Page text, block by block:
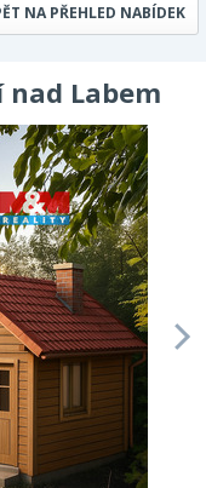
NA PŘEHLED NABÍDEK
nad Labem